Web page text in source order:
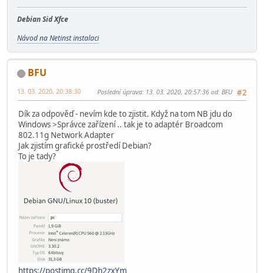
Debian Sid Xfce
Návod na Netinst instalaci
BFU
#2
13. 03. 2020, 20:38:30 Poslední úprava: 13. 03. 2020, 20:57:36 od: BFU
Dík za odpověď - nevím kde to zjistit. Když na tom NB jdu do
Windows >Správce zařízení .. tak je to adaptér Broadcom
802.11g Network Adapter
Jak zjistím grafické prostředí Debian?
To je tady?